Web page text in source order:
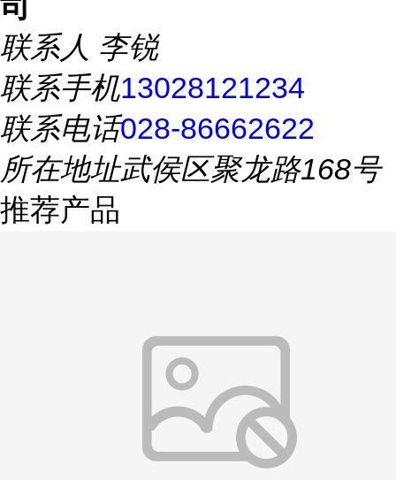
联系人 李锐
联系手机13028121234
联系电话028-86662622
所在地址武侯区聚龙路168号
推荐产品